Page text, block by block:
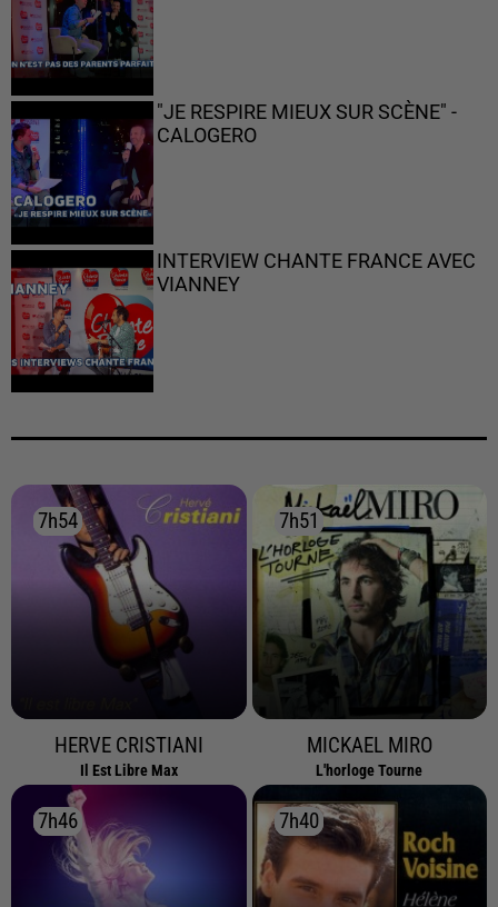
"JE RESPIRE MIEUX SUR SCÈNE" -
CALOGERO
INTERVIEW CHANTE FRANCE AVEC
VIANNEY
7h54
7h54
HERVE CRISTIANI
Il Est Libre Max
7h51
7h51
MICKAEL MIRO
L'horloge Tourne
7h46
7h46 7h40
7h40